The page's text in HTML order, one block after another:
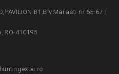
B1,Blv.Marasti nr.65-67 |
RO-410195